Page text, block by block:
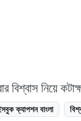
বিশ্বাস নিয়ে
ক্যাপশন বাংলা